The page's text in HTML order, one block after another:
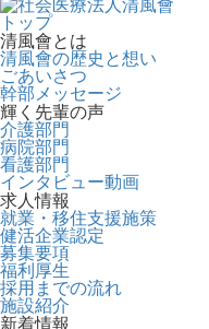
トップ
清風會とは
清風會の歴史と想い
ごあいさつ
幹部メッセージ
輝く先輩の声
介護部門
病院部門
看護部門
インタビュー動画
求人情報
就業・移住支援施策
健活企業認定
募集要項
福利厚生
採用までの流れ
施設紹介
新着情報